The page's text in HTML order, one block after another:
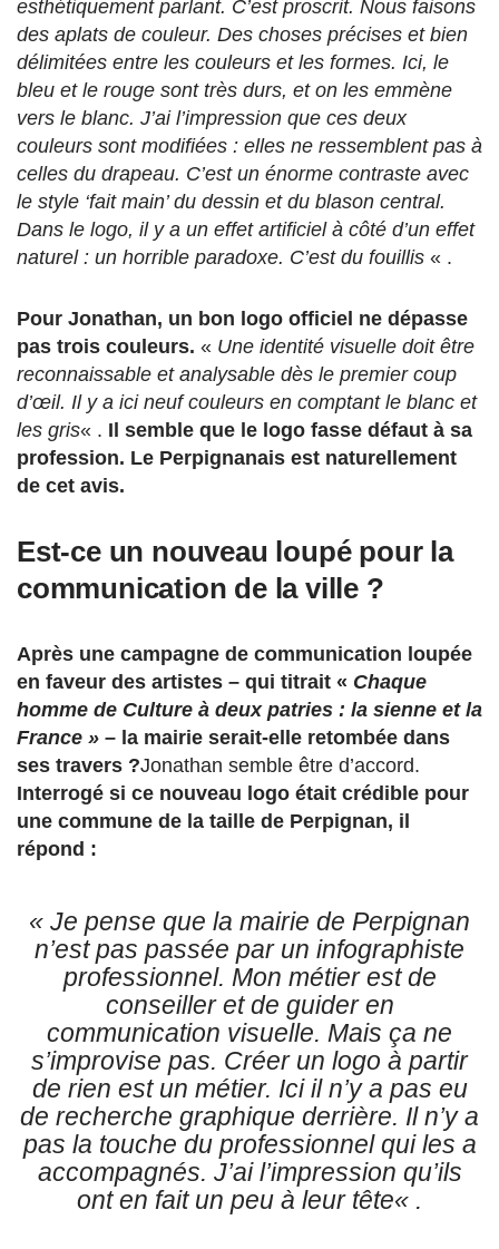
esthétiquement parlant. C’est proscrit. Nous faisons
des aplats de couleur. Des choses précises et bien
délimitées entre les couleurs et les formes. Ici, le
bleu et le rouge sont très durs, et on les emmène
vers le blanc. J’ai l’impression que ces deux
couleurs sont modifiées : elles ne ressemblent pas à
celles du drapeau. C’est un énorme contraste avec
le style ‘fait main’ du dessin et du blason central.
Dans le logo, il y a un effet artificiel à côté d’un effet
naturel : un horrible paradoxe. C’est du fouillis « .
Pour Jonathan, un bon logo officiel ne dépasse
pas trois couleurs. « Une identité visuelle doit être
reconnaissable et analysable dès le premier coup
d’œil. Il y a ici neuf couleurs en comptant le blanc et
les gris« . Il semble que le logo fasse défaut à sa
profession. Le Perpignanais est naturellement
de cet avis.
Est-ce un nouveau loupé pour la
communication de la ville ?
Après une campagne de communication loupée
en faveur des artistes – qui titrait « Chaque
homme de Culture à deux patries : la sienne et la
France » – la mairie serait-elle retombée dans
ses travers ?Jonathan semble être d’accord.
Interrogé si ce nouveau logo était crédible pour
une commune de la taille de Perpignan, il
répond :
« Je pense que la mairie de Perpignan
n’est pas passée par un infographiste
professionnel. Mon métier est de
conseiller et de guider en
communication visuelle. Mais ça ne
s’improvise pas. Créer un logo à partir
de rien est un métier. Ici il n’y a pas eu
de recherche graphique derrière. Il n’y a
pas la touche du professionnel qui les a
accompagnés. J’ai l’impression qu’ils
ont en fait un peu à leur tête« .